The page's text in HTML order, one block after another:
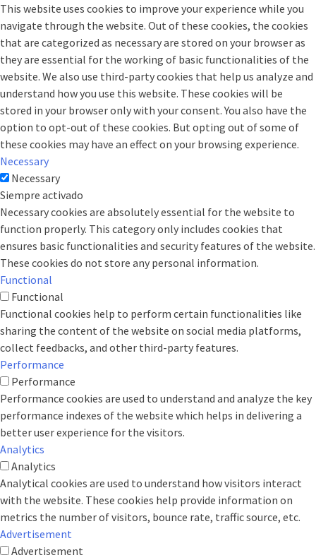
This website uses cookies to improve your experience while you
navigate through the website. Out of these cookies, the cookies
that are categorized as necessary are stored on your browser as
they are essential for the working of basic functionalities of the
website. We also use third-party cookies that help us analyze and
understand how you use this website. These cookies will be
stored in your browser only with your consent. You also have the
option to opt-out of these cookies. But opting out of some of
these cookies may have an effect on your browsing experience.
Necessary
Necessary
Siempre activado
Necessary cookies are absolutely essential for the website to
function properly. This category only includes cookies that
ensures basic functionalities and security features of the website.
These cookies do not store any personal information.
Functional
Functional
Functional cookies help to perform certain functionalities like
sharing the content of the website on social media platforms,
collect feedbacks, and other third-party features.
Performance
Performance
Performance cookies are used to understand and analyze the key
performance indexes of the website which helps in delivering a
better user experience for the visitors.
Analytics
Analytics
Analytical cookies are used to understand how visitors interact
with the website. These cookies help provide information on
metrics the number of visitors, bounce rate, traffic source, etc.
Advertisement
Advertisement